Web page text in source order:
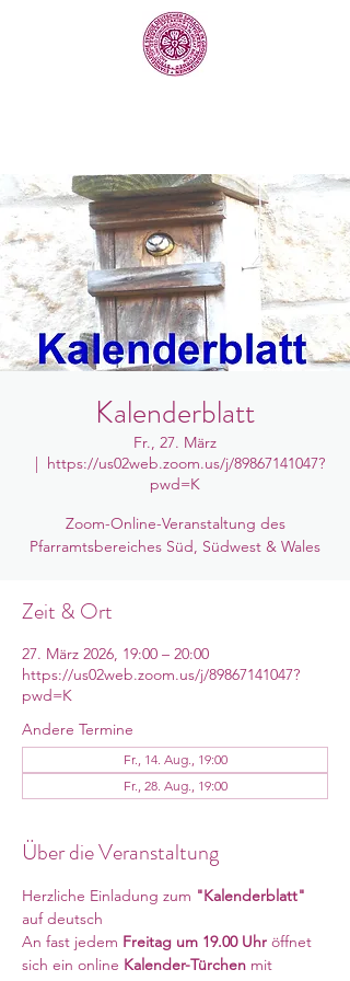
Kalenderblatt
Fr., 27. März
  |
https://us02web.zoom.us/j/89867141047?
pwd=K
Zoom-Online-Veranstaltung des
Pfarramtsbereiches Süd, Südwest & Wales
Zeit & Ort
27. März 2026, 19:00 – 20:00
https://us02web.zoom.us/j/89867141047?
pwd=K
Andere Termine
Fr., 14. Aug., 19:00
Fr., 28. Aug., 19:00
Über die Veranstaltung
Herzliche Einladung zum "Kalenderblatt"
auf deutsch
An fast jedem Freitag um 19.00 Uhr öffnet
sich ein online Kalender-Türchen mit